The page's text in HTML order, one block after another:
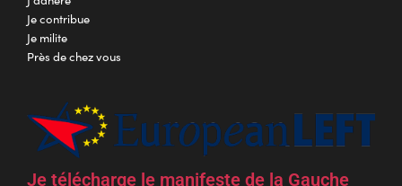
Je contribue
Je milite
Près de chez vous
Je télécharge le manifeste de la Gauche